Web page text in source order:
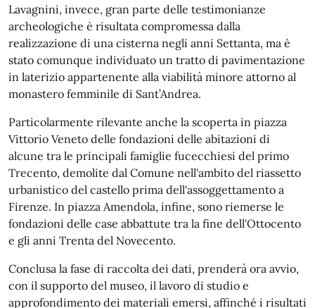
Lavagnini, invece, gran parte delle testimonianze
archeologiche è risultata compromessa dalla
realizzazione di una cisterna negli anni Settanta, ma è
stato comunque individuato un tratto di pavimentazione
in laterizio appartenente alla viabilità minore attorno al
monastero femminile di Sant’Andrea.
Particolarmente rilevante anche la scoperta in piazza
Vittorio Veneto delle fondazioni delle abitazioni di
alcune tra le principali famiglie fucecchiesi del primo
Trecento, demolite dal Comune nell'ambito del riassetto
urbanistico del castello prima dell'assoggettamento a
Firenze. In piazza Amendola, infine, sono riemerse le
fondazioni delle case abbattute tra la fine dell'Ottocento
e gli anni Trenta del Novecento.
Conclusa la fase di raccolta dei dati, prenderà ora avvio,
con il supporto del museo, il lavoro di studio e
approfondimento dei materiali emersi, affinché i risultati